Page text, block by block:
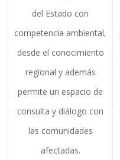
del Estado con
competencia ambiental,
desde el conocimiento
regional y además
permite un espacio de
consulta y diálogo con
las comunidades
afectadas.